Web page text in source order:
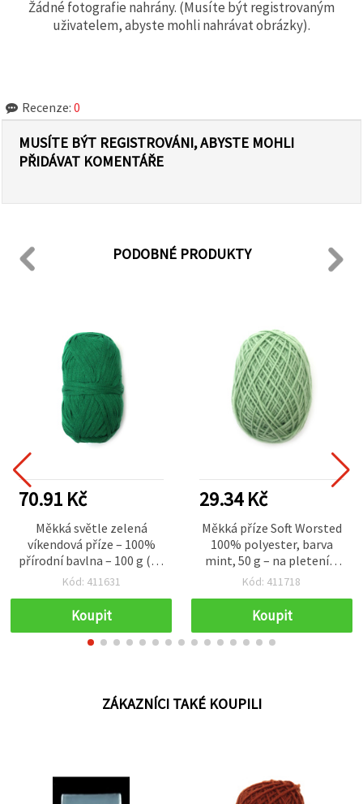
Žádné fotografie nahrány. (Musíte být registrovaným
uživatelem, abyste mohli nahrávat obrázky).
Recenze: 0
MUSÍTE BÝT REGISTROVÁNI, ABYSTE MOHLI
PŘIDÁVAT KOMENTÁŘE
PODOBNÉ PRODUKTY
70.91 Kč
Měkká světle zelená
víkendová příze – 100%
přírodní bavlna – 100 g (90
m) – ideální na svěží
tvoření
Kód: 411631
Koupit
29.34 Kč
Měkká příze Soft Worsted
100% polyester, barva
mint, 50 g – na pletení a
různé kreativní handmade
Kód: 411718
Koupit
ZÁKAZNÍCI TAKÉ KOUPILI